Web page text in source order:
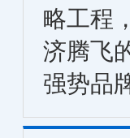
略工程
济腾飞
强势品